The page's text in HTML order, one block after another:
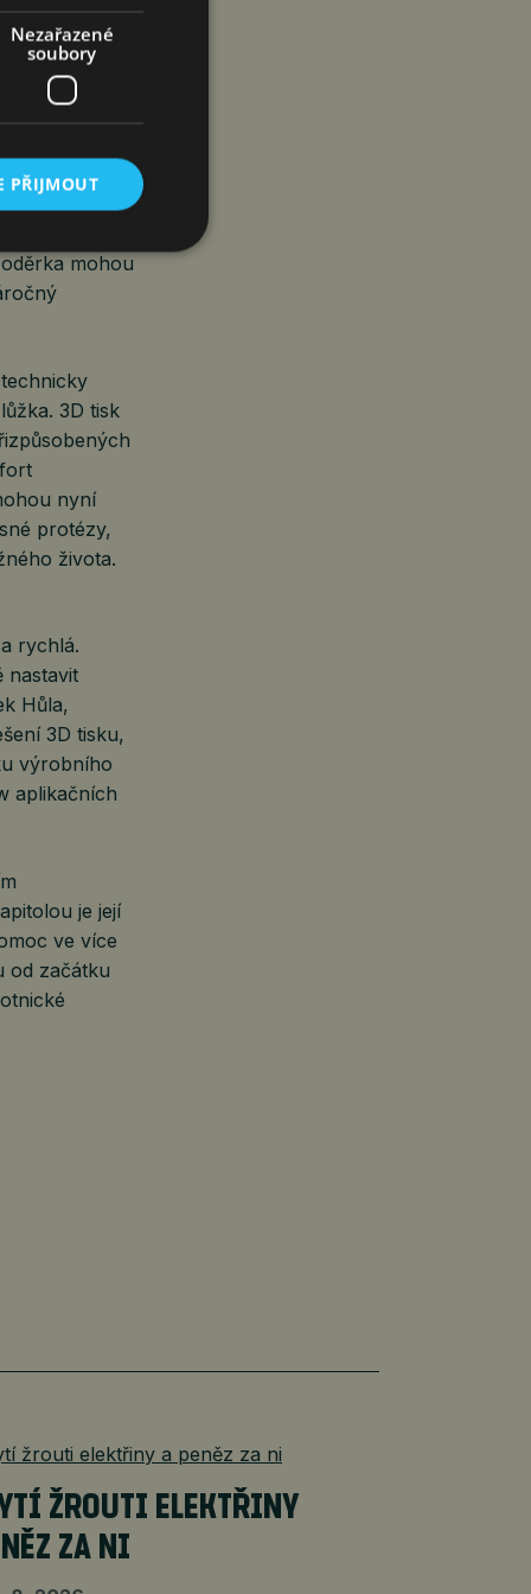
zraněním,
Stěžejní
se
mohou
3D tisk
nyní
protézy,
života.
rychlá.
nastavit
Hůla,
3D tisku,
výrobního
aplikačních
je její
ve více
od začátku
ŽROUTI ELEKTŘINY
ZA NI
Nezařazené
soubory
PŘIJMOUT